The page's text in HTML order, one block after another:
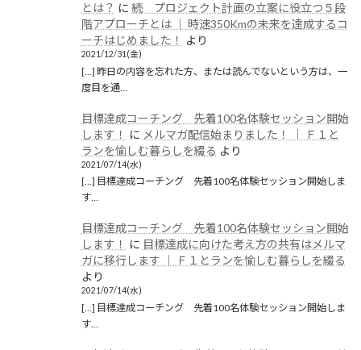
とは？ に 続 プロジェクト計画の立案に役立つ５段
階アプローチとは │ 時速350Kmの未来を達成するコ
ーチはじめました！
より
2021/12/31(金)
[…] 昨日の内容を忘れた方、または読んでないという方は、一
度目を通…
目標達成コーチング 先着100名体験セッション開始
します！
に メルマガ配信始まりました！ │ Ｆ１と
ランを愉しむ暮らしを綴る より
2021/07/14(水)
[…] 目標達成コーチング 先着100名体験セッション開始しま
す…
目標達成コーチング 先着100名体験セッション開始
します！
に 目標達成に向けた考え方の共有はメルマ
ガに移行します │ Ｆ１とランを愉しむ暮らしを綴る
より
2021/07/14(水)
[…] 目標達成コーチング 先着100名体験セッション開始しま
す…